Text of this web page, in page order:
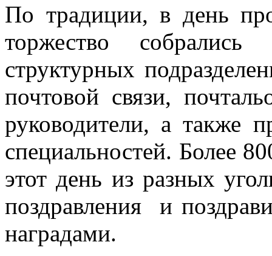
По традиции, в день
торжество
структурных
почтовой связи,
руководители, а также
специальностей. Более
этот день из разных
поздравления и
наградами.